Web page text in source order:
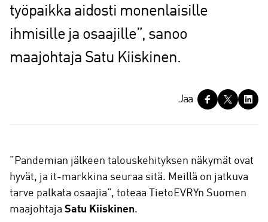
työpaikka aidosti monenlaisille
ihmisille ja osaajille”, sanoo
maajohtaja Satu Kiiskinen.
a
Jaa
”Pandemian jälkeen talouskehityksen näkymät ovat
hyvät, ja it-markkina seuraa sitä. Meillä on jatkuva
tarve palkata osaajia”, toteaa TietoEVRYn Suomen
maajohtaja Satu Kiiskinen.